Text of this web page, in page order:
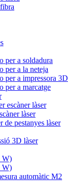
per a soldadura
per a la neteja
per a impressora 3D
per a marcatge
escàner làser
làser
de pestanyes làser
3D làser
W)
W)
automàtic M2